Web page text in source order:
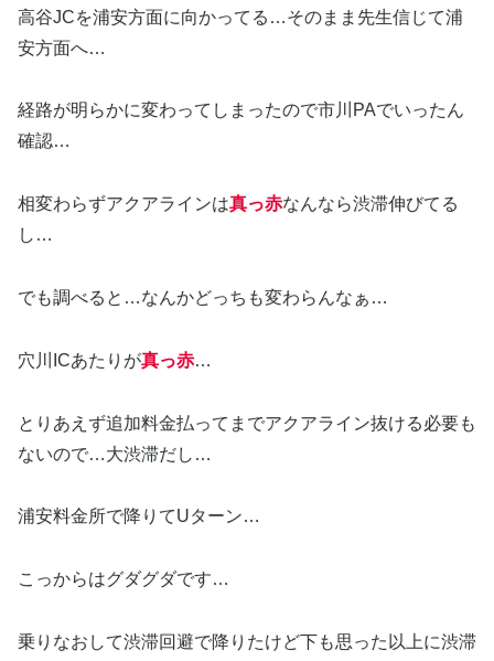
高谷JCを浦安方面に向かってる…そのまま先生信じて浦
安方面へ…
経路が明らかに変わってしまったので市川PAでいったん
確認…
相変わらずアクアラインは真っ赤なんなら渋滞伸びてる
し…
でも調べると…なんかどっちも変わらんなぁ…
穴川ICあたりが真っ赤…
とりあえず追加料金払ってまでアクアライン抜ける必要も
ないので…大渋滞だし…
浦安料金所で降りてUターン…
こっからはグダグダです…
乗りなおして渋滞回避で降りたけど下も思った以上に渋滞